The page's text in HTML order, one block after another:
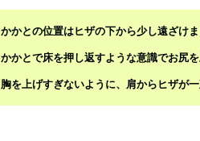
かかとの位置はヒザの下から少し遠ざけま
かかとで床を押し返すような意識でお尻
胸を上げすぎないように、肩からヒザが